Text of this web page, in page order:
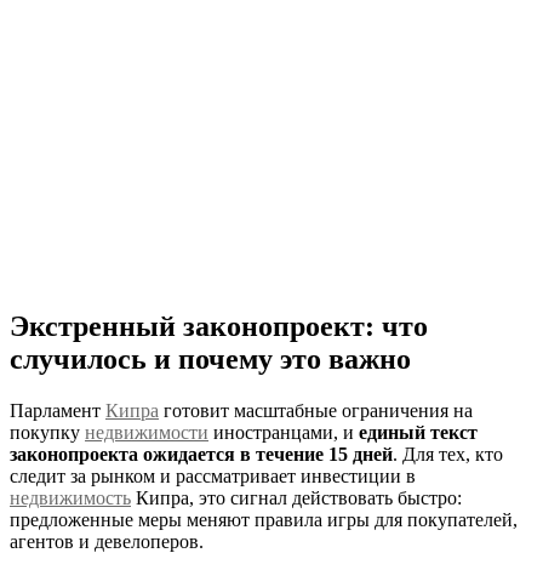
Экстренный законопроект: что
случилось и почему это важно
Парламент Кипра готовит масштабные ограничения на
покупку недвижимости иностранцами, и единый текст
законопроекта ожидается в течение 15 дней. Для тех, кто
следит за рынком и рассматривает инвестиции в
недвижимость Кипра, это сигнал действовать быстро:
предложенные меры меняют правила игры для покупателей,
агентов и девелоперов.